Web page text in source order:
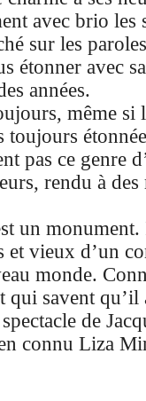
avec brio
sur les
étonner avec
années.
même si
toujours
pas ce genre
rendu à
un monument.
et vieux d’un
monde.
qui savent qu’il
de
connu Liza